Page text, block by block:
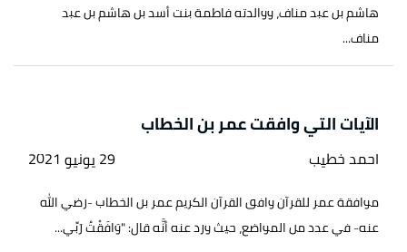
هاشم بن عبد مناف، ووالدته فاطمة بنت أسد بن هاشم بن عبد
مناف...
الآيات التي وافقت عمر بن الخطاب
احمد خطيب 29 يونيو 2021
موافقة عمر للقرآن وافق القرآن الكريم عمر بن الخطاب -رضي الله
عنه- في عدد من المواضع، حيث ورد عنه أنَّه قال: "وَافَقْتُ رَبِّي...